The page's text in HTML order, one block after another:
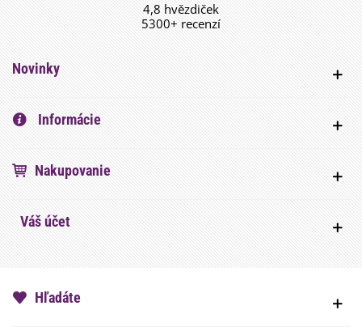
4,8 hvězdiček
5300+ recenzí
Novinky
Informácie
Nakupovanie
Váš účet
Hľadáte